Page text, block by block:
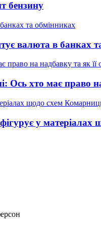
бензину
валюта в банках
Ось хто має право
у